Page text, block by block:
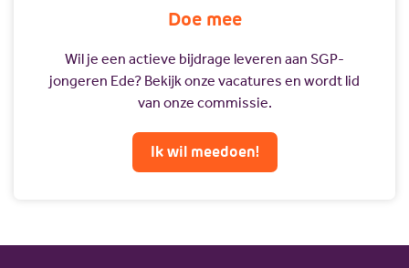
Doe mee
Wil je een actieve bijdrage leveren aan SGP-
jongeren Ede? Bekijk onze vacatures en wordt lid
van onze commissie.
Ik wil meedoen!